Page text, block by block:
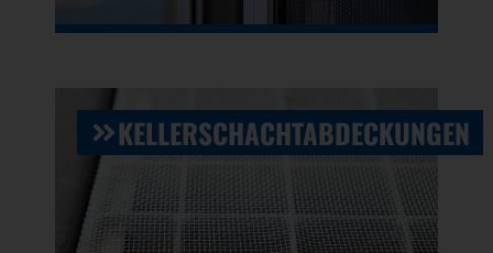
KELLERSCHACHTABDECKUNGEN